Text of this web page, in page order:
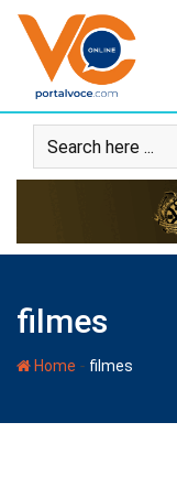
filmes
Home - filmes